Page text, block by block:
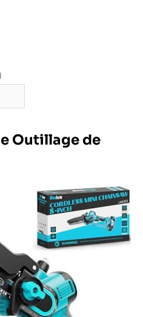
Outillage de